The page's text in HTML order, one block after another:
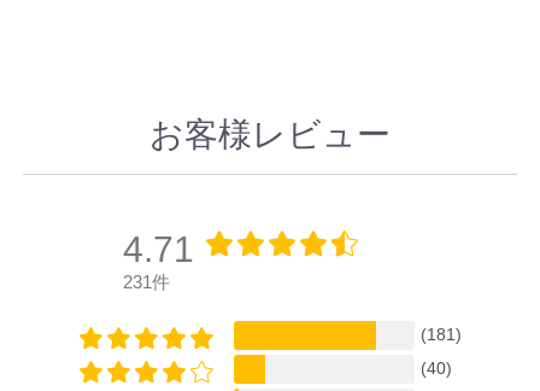
お客様レビュー
4.71
231件
(181)
(40)